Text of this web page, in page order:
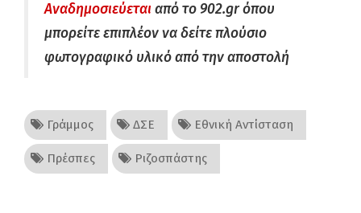
Αναδημοσιεύεται από το 902.gr όπου
μπορείτε επιπλέον να δείτε πλούσιο
φωτογραφικό υλικό από την αποστολή
Γράμμος ΔΣΕ Εθνική Αντίσταση
Πρέσπες Ριζοσπάστης